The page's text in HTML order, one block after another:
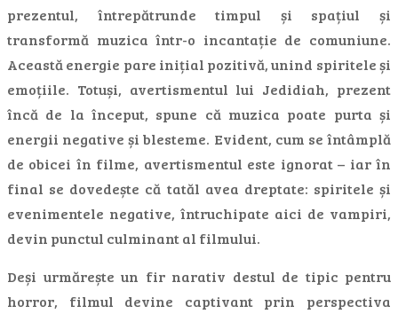
prezentul, întrepătrunde timpul și spațiul și
transformă muzica într-o incantație de comuniune.
Această energie pare inițial pozitivă, unind spiritele și
emoțiile. Totuși, avertismentul lui Jedidiah, prezent
încă de la început, spune că muzica poate purta și
energii negative și blesteme. Evident, cum se întâmplă
de obicei în filme, avertismentul este ignorat – iar în
final se dovedește că tatăl avea dreptate: spiritele și
evenimentele negative, întruchipate aici de vampiri,
devin punctul culminant al filmului.
Deși urmărește un fir narativ destul de tipic pentru
horror, filmul devine captivant prin perspectiva